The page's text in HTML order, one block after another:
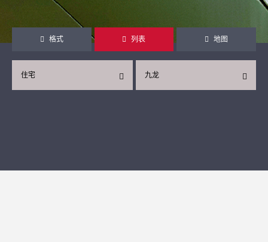
格式 列表 地图
九龙
住宅